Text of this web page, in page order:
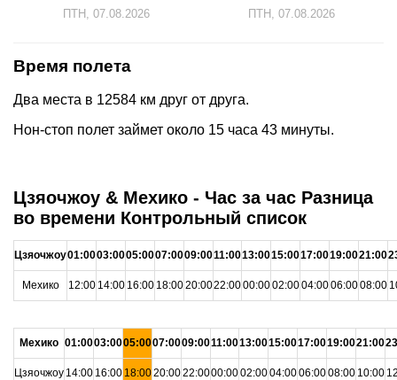
ПТН, 07.08.2026 ПТН, 07.08.2026
Время полета
Два места в 12584 км друг от друга.
Нон-стоп полет займет около 15 часа 43 минуты.
Цзяочжоу & Мехико - Час за час Разница
во времени Контрольный список
Цзяочжоу01:0003:0005:0007:0009:0011:0013:0015:0017:0019:0021:00
Мехико 12:00 14:00 16:00 18:0020:0022:0000:0002:0004:0006:0008:00
Мехико 01:0003:0005:0007:0009:0011:0013:0015:0017:0019:0021:00
Цзяочжоу 14:00 16:00 18:0020:0022:0000:0002:0004:0006:0008:00 10:00